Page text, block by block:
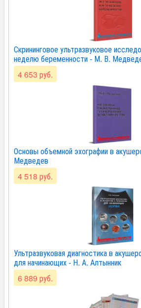
Скрининговое ультразвуковое
неделю беременности - М. В.
4 653 руб.
Основы объемной эхографии в
Медведев
4 518 руб.
Ультразвуковая диагностика в
для начинающих - Н. А. Алтынник
6 889 руб.